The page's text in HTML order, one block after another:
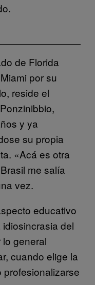
de Florida
por su
reside el
y ya
su propia
«Acá es otra
me salía
vez.
educativo
del
general
cuando elige la